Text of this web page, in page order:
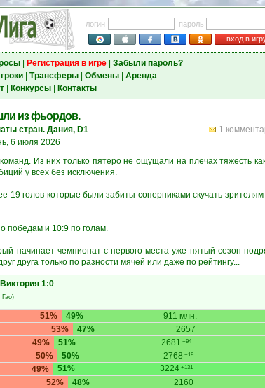
логин
пароль
вход в
| Регистрация в игре| Забыли пароль?
| Трансферы| Обмены| Аренда
| Конкурсы| Контакты
из фьордов.
1
стран. Дания, D1
6 июля 2026
Из них только пятеро не ощущали на плечах тяжесть
у всех без исключения.
голов которые были забиты соперниками скучать зрителям
победам и 10:9 по голам.
начинает чемпионат с первого места уже пятый сезон
друга только по разности мячей или даже по рейтингу...
Виктория 1:0
Гао)
51% 49% 911 млн.
53% 47% 2657
49% 51% 2681 +94
50% 50% 2768 +19
49% 51% 3224 +131
52% 48% 2160